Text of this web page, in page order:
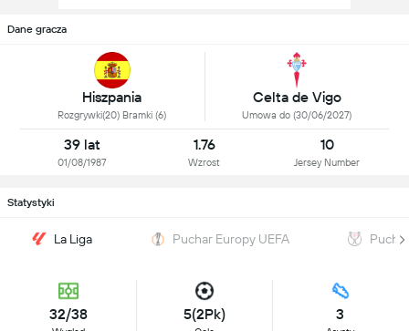
Dane gracza
Hiszpania
Rozgrywki(20) Bramki (6)
Celta de Vigo
Umowa do (30/06/2027)
39 lat
01/08/1987
1.76
Wzrost
10
Jersey Number
Statystyki
La Liga Puchar Europy UEFA
32/38 5(2Pk) 3